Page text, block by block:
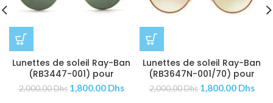
Lunettes de soleil Ray-Ban
(RB3447-001) pour
Femmes | Hommes
2,000.00Dhs 1,800.00 Dhs
Lunettes de soleil Ray-Ban
(RB3647N-001/70) pour
Femmes
2,000.00Dhs 1,800.00 Dhs